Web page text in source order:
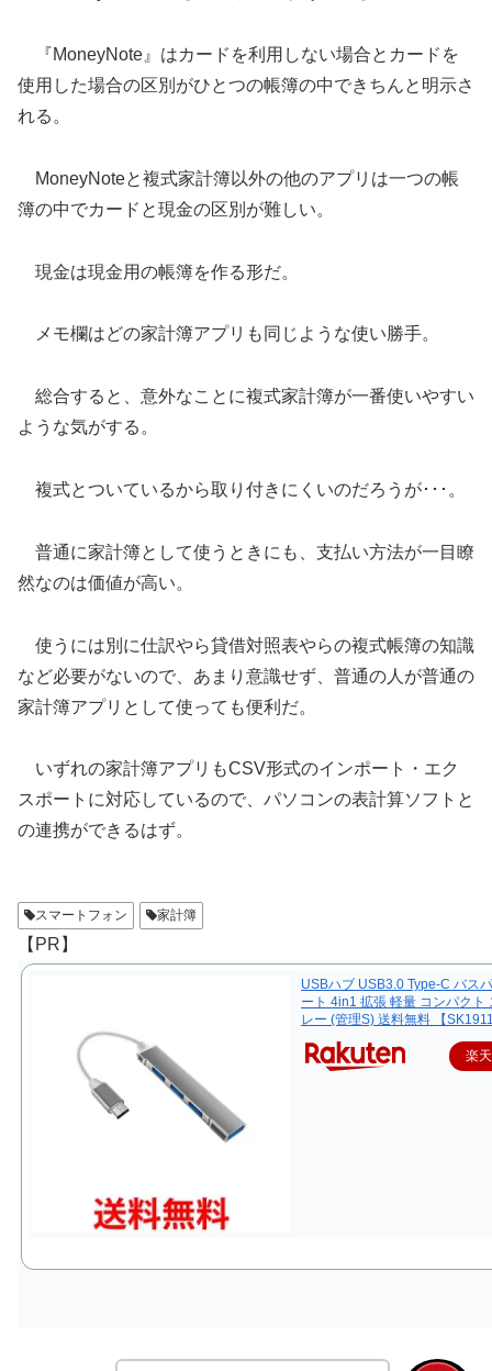
『MoneyNote』はカードを利用しない場合とカードを
使用した場合の区別がひとつの帳簿の中できちんと明示さ
れる。
MoneyNoteと複式家計簿以外の他のアプリは一つの帳
簿の中でカードと現金の区別が難しい。
現金は現金用の帳簿を作る形だ。
メモ欄はどの家計簿アプリも同じような使い勝手。
総合すると、意外なことに複式家計簿が一番使いやすい
ような気がする。
複式とついているから取り付きにくいのだろうが･･･。
普通に家計簿として使うときにも、支払い方法が一目瞭
然なのは価値が高い。
使うには別に仕訳やら貸借対照表やらの複式帳簿の知識
など必要がないので、あまり意識せず、普通の人が普通の
家計簿アプリとして使っても便利だ。
いずれの家計簿アプリもCSV形式のインポート・エク
スポートに対応しているので、パソコンの表計算ソフトと
の連携ができるはず。
スマートフォン 家計簿
【PR】
USBハブ USB3.0 Type-C バス
ート 4in1 拡張 軽量 コンパクト
レー (管理S) 送料無料 【
楽